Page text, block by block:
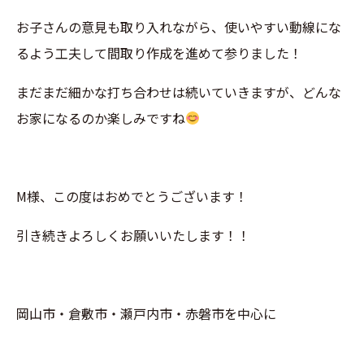
お子さんの意見も取り入れながら、使いやすい動線にな
るよう工夫して間取り作成を進めて参りました！
まだまだ細かな打ち合わせは続いていきますが、どんな
お家になるのか楽しみですね
M様、この度はおめでとうございます！
引き続きよろしくお願いいたします！！
岡山市・倉敷市・瀬戸内市・赤磐市を中心に